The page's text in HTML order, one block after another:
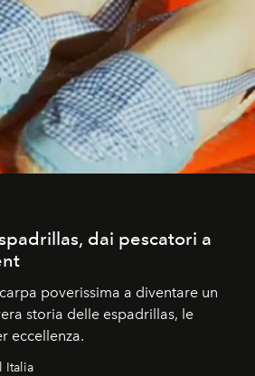
dai pescatori a
poverissima a diventare un
storia delle espadrillas, le
eccellenza.
Italia